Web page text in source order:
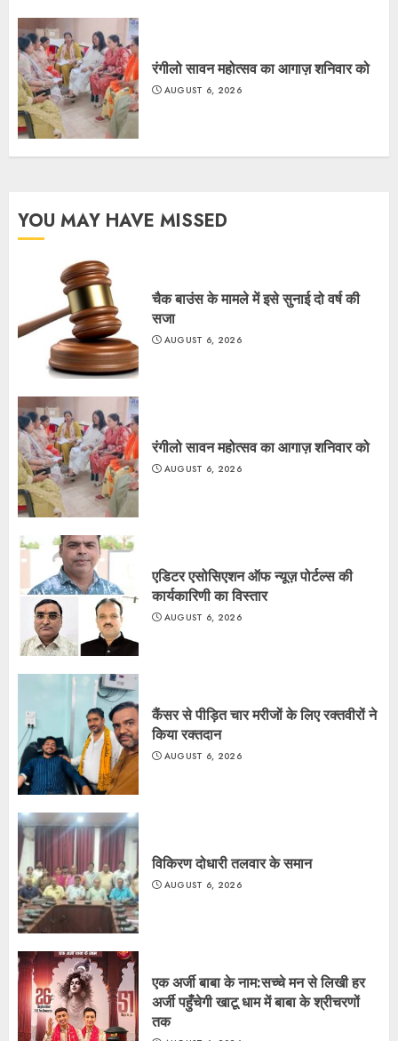
रंगीलो सावन महोत्सव का आगाज़ शनिवार को
AUGUST 6, 2026
YOU MAY HAVE MISSED
चैक बाउंस के मामले में इसे सुनाई दो वर्ष की
सजा
AUGUST 6, 2026
रंगीलो सावन महोत्सव का आगाज़ शनिवार को
AUGUST 6, 2026
एडिटर एसोसिएशन ऑफ न्यूज़ पोर्टल्स की
कार्यकारिणी का विस्तार
AUGUST 6, 2026
कैंसर से पीड़ित चार मरीजों के लिए रक्तवीरों ने
किया रक्तदान
AUGUST 6, 2026
विकिरण दोधारी तलवार के समान
AUGUST 6, 2026
एक अर्जी बाबा के नाम:सच्चे मन से लिखी हर
अर्जी पहुँचेगी खाटू धाम में बाबा के श्रीचरणों
तक